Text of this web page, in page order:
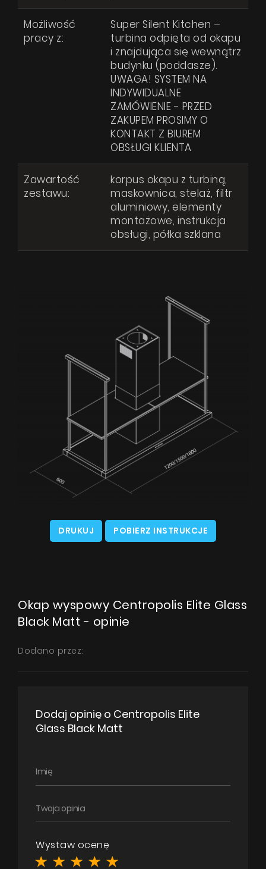
Możliwość
pracy z:
Super Silent Kitchen –
turbina odpięta od okapu
i znajdująca się wewnątrz
budynku (poddasze).
UWAGA! SYSTEM NA
INDYWIDUALNE
ZAMÓWIENIE - PRZED
ZAKUPEM PROSIMY O
KONTAKT Z BIUREM
OBSŁUGI KLIENTA
Zawartość
zestawu:
korpus okapu z turbiną,
maskownica, stelaż, filtr
aluminiowy, elementy
montażowe, instrukcja
obsługi, półka szklana
DRUKUJ POBIERZ INSTRUKCJE
Okap wyspowy Centropolis Elite Glass
Black Matt - opinie
Dodano przez:
Dodaj opinię o Centropolis Elite
Glass Black Matt
Wystaw ocenę